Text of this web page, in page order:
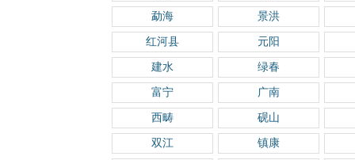
勐海 景洪
红河县 元阳
建水 绿春
富宁 广南
西畴 砚山
双江 镇康